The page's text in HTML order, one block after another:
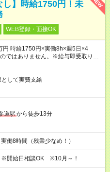
し】時給1750円！未
WEB登録・面接OK
時給1750円×実働8h×週5日×4
ではありません。※給与即受取りサ
して実費支給
道駅から徒歩13分
働8時間（残業少なめ！）
開始日相談OK ※10月～！